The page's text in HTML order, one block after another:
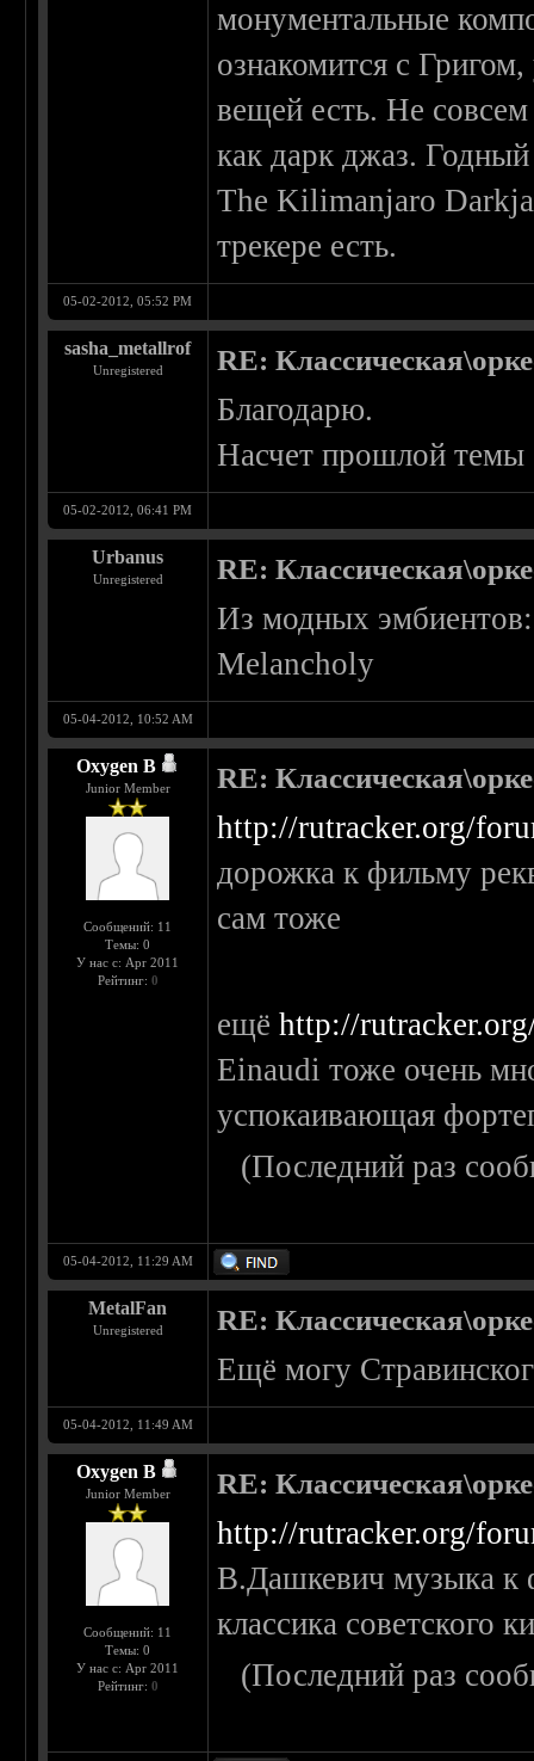
монументальные
ознакомится с
вещей есть. Не совсем
как дарк джаз. Годный
The Kilimanjaro
трекере есть.
05-02-2012, 05:52 PM
sasha_metallrof
Unregistered RE:
Благодарю.
Насчет прошлой темы
05-02-2012, 06:41 PM
Urbanus
Unregistered RE:
Из модных
Melancholy
05-04-2012, 10:52 AM
Oxygen B
Junior Member
Сообщений: 11
Темы: 0
У нас с: Apr 2011
Рейтинг: 0
RE:
http://rutracker.org/
дорожка к фильму
сам тоже
ещёhttp://
Einaudi тоже очень
успокаивающая
(Последний раз
05-04-2012, 11:29 AM
MetalFan
Unregistered RE:
Ещё могу
05-04-2012, 11:49 AM
Oxygen B
Junior Member
Сообщений: 11
Темы: 0
У нас с: Apr 2011
Рейтинг: 0
RE:
http://rutracker.org/
В.Дашкевич музыка к
классика советского
(Последний раз